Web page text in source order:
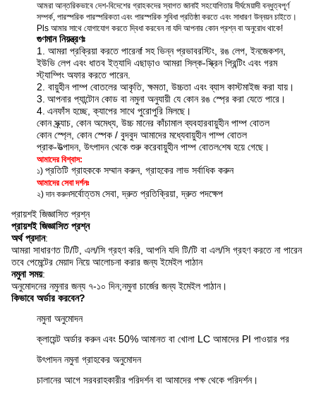
আমরা আন্তরিকভাবে দেশ-বিদেশের গ্রাহকদের স্বাগত জানাই সহযোগিতার দীর্ঘমেয়াদী বন্ধুত্বপূর্ণ
সম্পর্ক, পারস্পরিক পারস্পরিকতা এবং পারস্পরিক সুবিধা প্রতিষ্ঠা করতে এবং সাধারণ উন্নয়ন চাইতে।
Pls আমার সাথে যোগাযোগ করতে দ্বিধা করবেন না যদি আপনার কোন প্রশ্ন বা অনুরোধ থাকে!
গুণমান নিয়ন্ত্রণঃ
1. আমরা প্রক্রিয়া করতে পারেনf সহ ভিন্ন প্রভাবরস্টিং, রঙ লেপ, ইনজেকশন,
ইউভি লেপ এবং ধাতব ইত্যাদি এছাড়াও আমরা সিল্ক-স্ক্রিন প্রিন্টিং এবং গরম
স্ট্যাম্পিং অফার করতে পারেন.
2. বায়ুহীন পাম্প বোতলের আকৃতি, ক্ষমতা, উচ্চতা এবং ব্যাস কাস্টমাইজ করা যায়।
3. আপনার প্যান্টোন কোড বা নমুনা অনুযায়ী যে কোন রঙ স্প্রে করা যেতে পারে।
4. এনফাঁস হচ্ছে, ক্যাপের সাথে পুরোপুরি মিলছে।
কোন স্ক্র্যাচ, কোন অমেধ্য, উচ্চ মানের কাঁচামাল ব্যবহারবায়ুহীন পাম্প বোতল
কোন স্প্লে, কোন স্পেক / বুদবুদ আমাদের মধ্যেবায়ুহীন পাম্প বোতল
প্রাক-উত্পাদন, উৎপাদন থেকে শুরু করেবায়ুহীন পাম্প বোতলশেষ হয়ে গেছে।
আমাদের বিশ্বাস:
১) প্রতিটি গ্রাহককে সম্মান করুন, গ্রাহকের লাভ সর্বাধিক করুন
আমাদের সেবা দর্শনঃ
২) দান করুনসর্বোত্তম সেবা, দ্রুত প্রতিক্রিয়া, দ্রুত পদক্ষেপ
প্রায়শই জিজ্ঞাসিত প্রশ্ন
প্রায়শই জিজ্ঞাসিত প্রশ্ন
অর্থ প্রদান:
আমরা সাধারণত টি/টি, এল/সি গ্রহণ করি, আপনি যদি টি/টি বা এল/সি গ্রহণ করতে না পারেন
তবে পেমেন্টের মেয়াদ নিয়ে আলোচনা করার জন্য ইমেইল পাঠান
নমুনা সময়:
অনুমোদনের নমুনার জন্য ৭-১০ দিন;নমুনা চার্জের জন্য ইমেইল পাঠান।
কিভাবে অর্ডার করবেন?
নমুনা অনুমোদন
ক্লায়েন্ট অর্ডার করুন এবং 50% আমানত বা খোলা LC আমাদের PI পাওয়ার পর
উৎপাদন নমুনা গ্রাহকের অনুমোদন
চালানের আগে সরবরাহকারীর পরিদর্শন বা আমাদের পক্ষ থেকে পরিদর্শন।